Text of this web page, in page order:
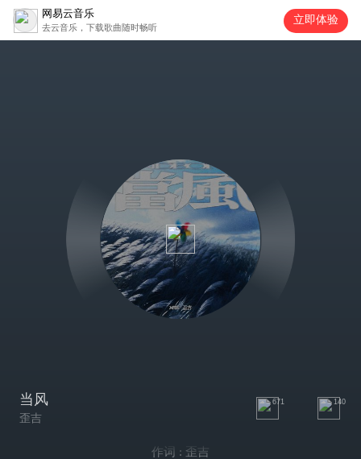
网易云音乐
去云音乐，下载歌曲随时畅听
立即体验
当风
歪吉
671 140
作词 : 歪吉